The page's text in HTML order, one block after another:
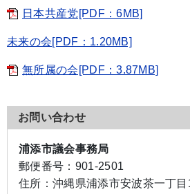
日本共産党[PDF：6MB]
未来の会[PDF：1.20MB]
無所属の会[PDF：3.87MB]
お問い合わせ
浦添市議会事務局
郵便番号： 901-2501
住所： 沖縄県浦添市安波茶一丁